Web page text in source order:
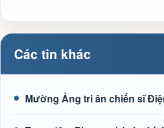
Các tin khác
Mường Ảng tri ân chiến sĩ